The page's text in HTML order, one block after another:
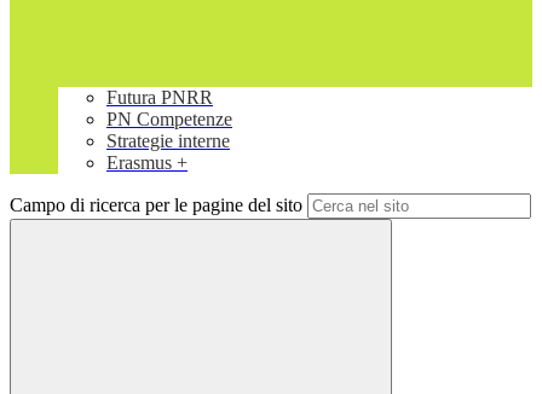
Futura PNRR
PN Competenze
Strategie interne
Erasmus +
Campo di ricerca per le pagine del sito